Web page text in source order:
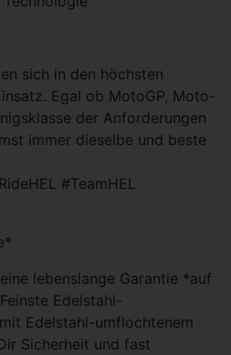
sich in den höchsten
Egal ob MotoGP, Moto-
der Anforderungen
immer dieselbe und beste
#TeamHEL
lebenslange Garantie *auf
Edelstahl-
Edelstahl-umflochtenem
Sicherheit und fast